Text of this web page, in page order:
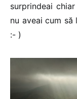
surprindeai
nu aveai cum să
:- )